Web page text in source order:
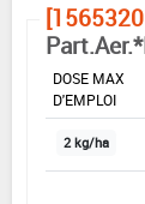
DOSE MAX
D'EMPLOI
2 kg/ha